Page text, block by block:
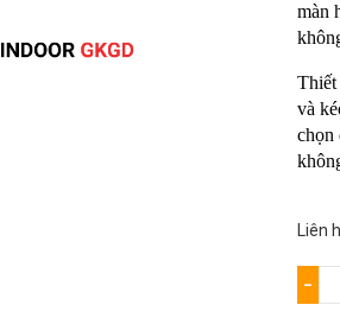
màn
Thiết
và
chọn
Liên
−